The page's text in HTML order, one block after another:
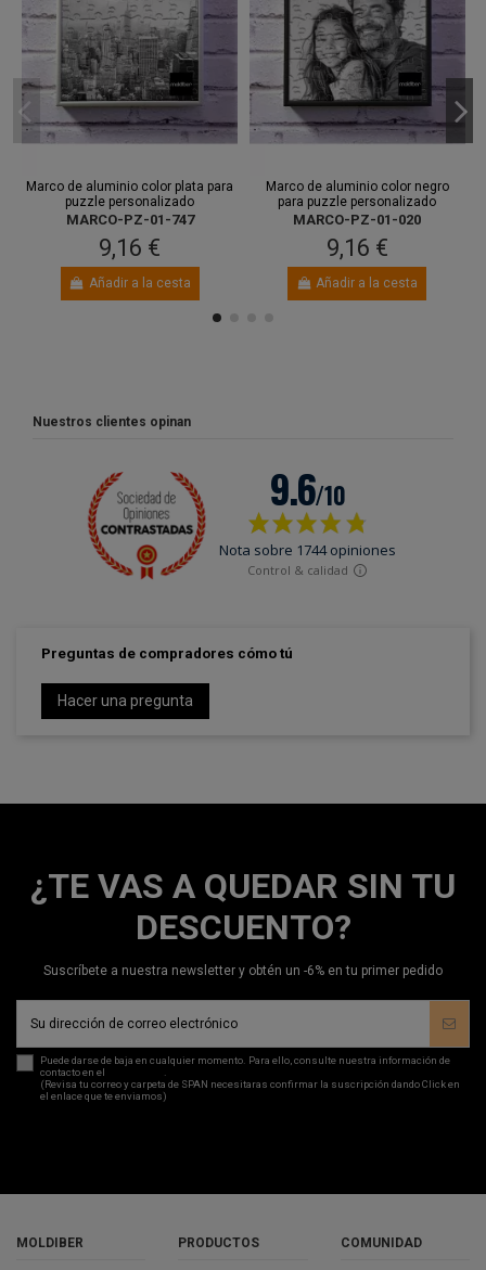
Marco de aluminio color plata para
puzzle personalizado
MARCO-PZ-01-747
9,16 €
Añadir a la cesta
Marco de aluminio color negro
para puzzle personalizado
MARCO-PZ-01-020
9,16 €
Añadir a la cesta
Nuestros clientes opinan
Preguntas de compradores cómo tú
Hacer una pregunta
¿TE VAS A QUEDAR SIN TU
DESCUENTO?
Suscríbete a nuestra newsletter y obtén un -6% en tu primer pedido
Puede darse de baja en cualquier momento. Para ello, consulte nuestra información de
contacto en el
.
(Revisa tu correo y carpeta de SPAN necesitaras confirmar la suscripción dando Click en
el enlace que te enviamos)
MOLDIBER PRODUCTOS COMUNIDAD